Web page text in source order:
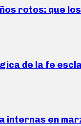
rotos: que
de la fe
internas en